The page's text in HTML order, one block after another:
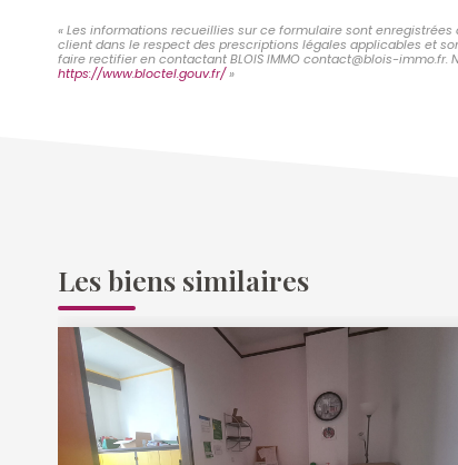
« Les informations recueillies sur ce formulaire sont
client dans le respect des prescriptions légales applicables et
faire rectifier en contactant BLOIS IMMO contact@blois-
https://www.bloctel.gouv.fr/»
Les biens similaires